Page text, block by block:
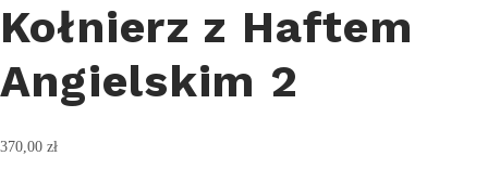
Kołnierz z Haftem
Angielskim 2
370,00 zł